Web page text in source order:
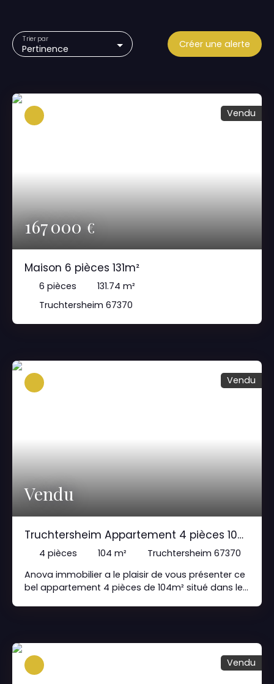
Pertinence
Trier par Créer une alerte
167 000€
Vendu
Maison 6 pièces 131m²
6 pièces 131.74 m²
Truchtersheim 67370
Vendu
Vendu
Truchtersheim Appartement 4 pièces 104
4 pièces 104 m²
Truchtersheim 67370
Anova immobilier a le plaisir de vous présenter ce
bel appartement 4 pièces de 104m² situé dans le
thermiques et acoustiques. L'appartement est
composé comme suit : -de plain-pied une entrée
Vendu